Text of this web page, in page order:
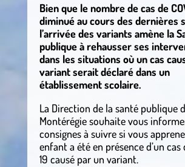
Bien que le nombre de cas de
diminué au cours des dernières
l’arrivée des variants amène la
publique à rehausser ses
dans les situations où un cas
variant serait déclaré dans un
établissement scolaire.
La Direction de la santé publique
Montérégie souhaite vous
consignes à suivre si vous
enfant a été en présence d’un cas
19 causé par un variant.